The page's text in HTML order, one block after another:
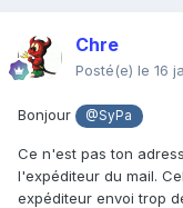
Chre
Posté(e) le 16
Bonjour @SyPa
Ce n'est pas ton
l'expéditeur du mail.
expéditeur envoi trop